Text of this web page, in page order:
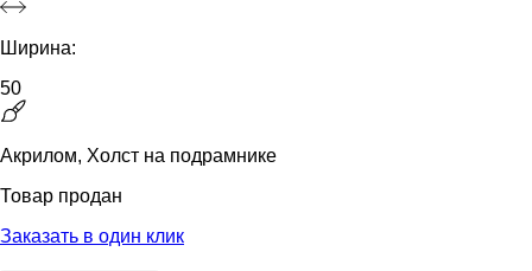
Ширина:
50
Акрилом, Холст на подрамнике
Товар продан
Заказать в один клик